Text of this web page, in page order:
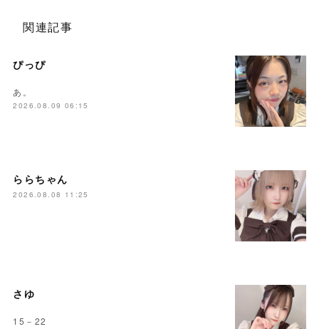
関連記事
ぴっぴ
あ。
2026.08.09 06:15
ららちゃん
2026.08.08 11:25
さゆ
15－22